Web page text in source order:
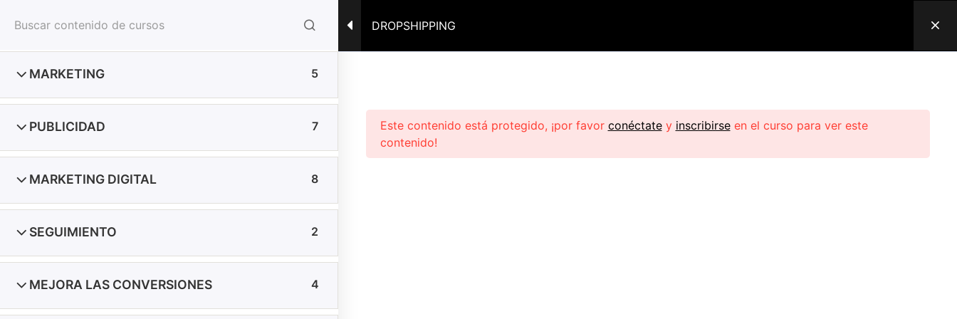
SOBRE NOSOTROS HERRAMIENTA IA CURSO
Inicio Cursos de PL
DROPSHIPPING
DROP CON PROVEEDOR LOCAL DROPI 23
MARKETING 5
PUBLICIDAD 7
MARKETING DIGITAL 8
SEGUIMIENTO 2
MEJORA LAS CONVERSIONES 4
Este contenido está protegido, ¡por favor conéctatey inscribirseen el curso para ver este
contenido!
Navegar:
Política de Privacidad
Política de Reembolso